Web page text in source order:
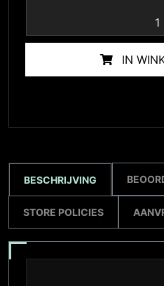
IN
BESCHRIJVING
STORE POLICIES